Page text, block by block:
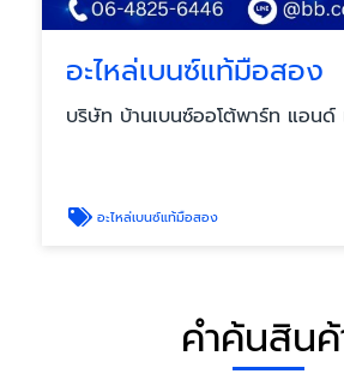
อะไหล่เบนซ์แท้มือสอง
บริษัท บ้านเบนซ์ออโต้พาร์ท แอนด์
อะไหล่เบนซ์แท้มือสอง
คำค้นสิน